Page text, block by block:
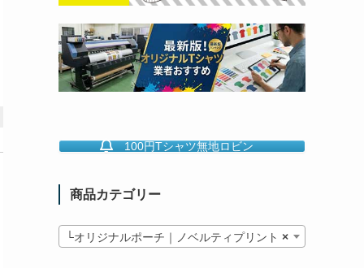
100円Tシャツ無地ロビン
商品カテゴリー
×
└オリジナルポーチ｜ノベルティプリント